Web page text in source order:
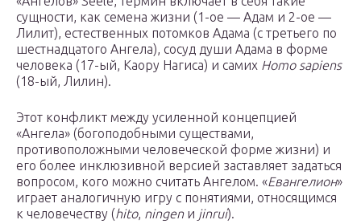
сущности, как семена жизни (1-ое — Адам и 2-ое —
Лилит), естественных потомков Адама (с третьего по
шестнадцатого Ангела), сосуд души Адама в форме
человека (17-ый, Каору Нагиса) и самих Homo sapiens
(18-ый, Лилин).
Этот конфликт между усиленной концепцией
«Ангела» (богоподобными существами,
противоположными человеческой форме жизни) и
его более инклюзивной версией заставляет задаться
вопросом, кого можно считать Ангелом. «Евангелион»
играет аналогичную игру с понятиями, относящимся
к человечеству (hito, ningenи jinrui).